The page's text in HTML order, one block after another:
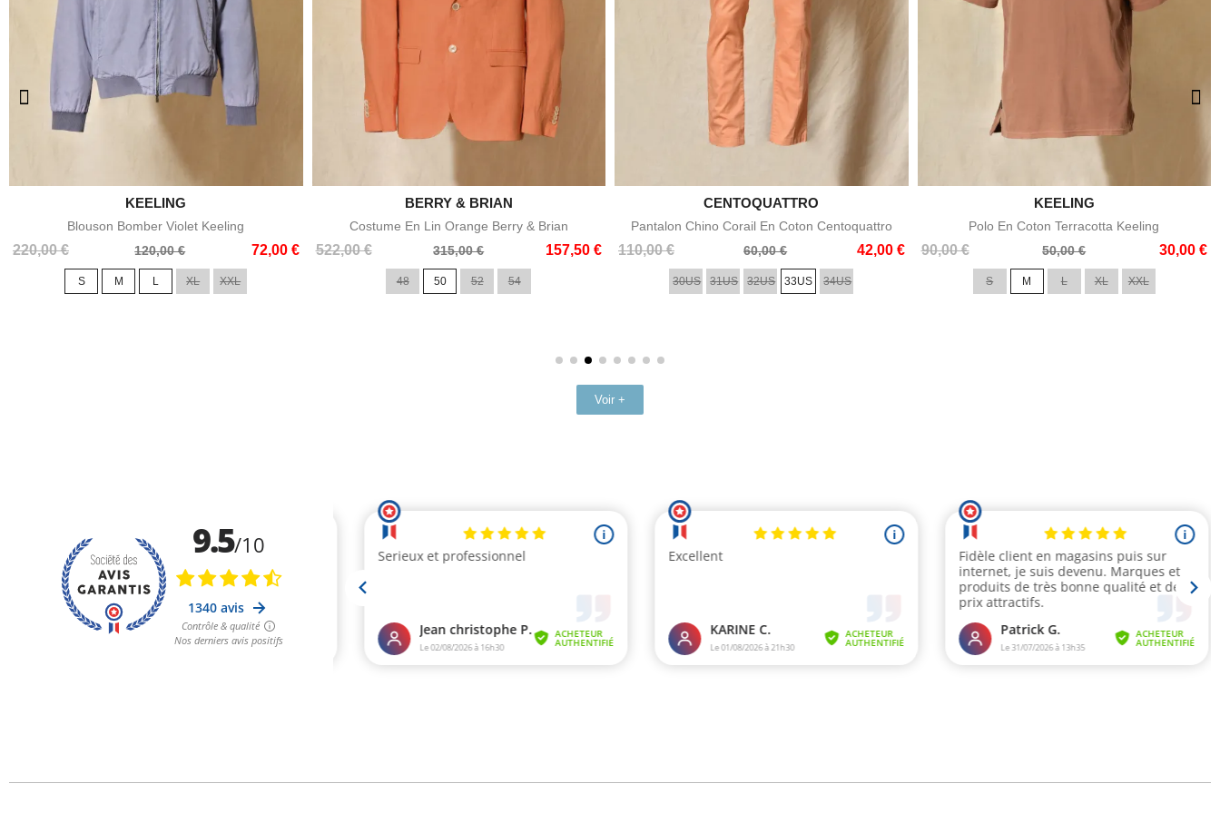
Aperçu rapide
KEELING
Blouson Bomber Violet Keeling
220,00 €
Prix
120,00 € 72,00 €
Prix
S M L XL XXL
Aperçu rapide
BERRY & BRIAN
Costume En Lin Orange Berry & Brian
522,00 €
Prix
315,00 € 157,50 €
Prix
48 50 52 54
Aperçu rapide
CENTOQUATTRO
Pantalon Chino Corail En Coton Centoquattro
110,00 €
Prix
60,00 € 42,00 €
Prix
30US 31US 32US 33US 34US
Aperçu rapide
KEELING
Polo En Coton Terracotta Keeling
90,00 €
Prix
50,00 € 30,00 €
Prix
S M L XL XXL
Voir +